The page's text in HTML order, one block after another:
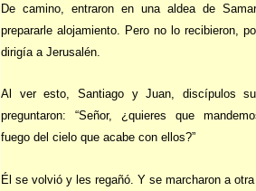
De camino, entraron en una aldea de
prepararle alojamiento. Pero no lo recibieron,
dirigía a Jerusalén.
Al ver esto, Santiago y Juan, discípulos
preguntaron: “Señor, ¿quieres que
fuego del cielo que acabe con ellos?”
Él se volvió y les regañó. Y se marcharon a